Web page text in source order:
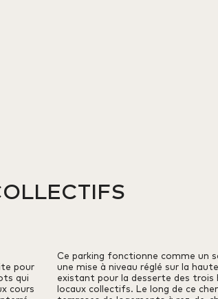
pour
qui
cours
Ce parking fonctionne comme un
une mise à niveau réglé sur la
existant pour la desserte des trois
locaux collectifs. Le long de ce